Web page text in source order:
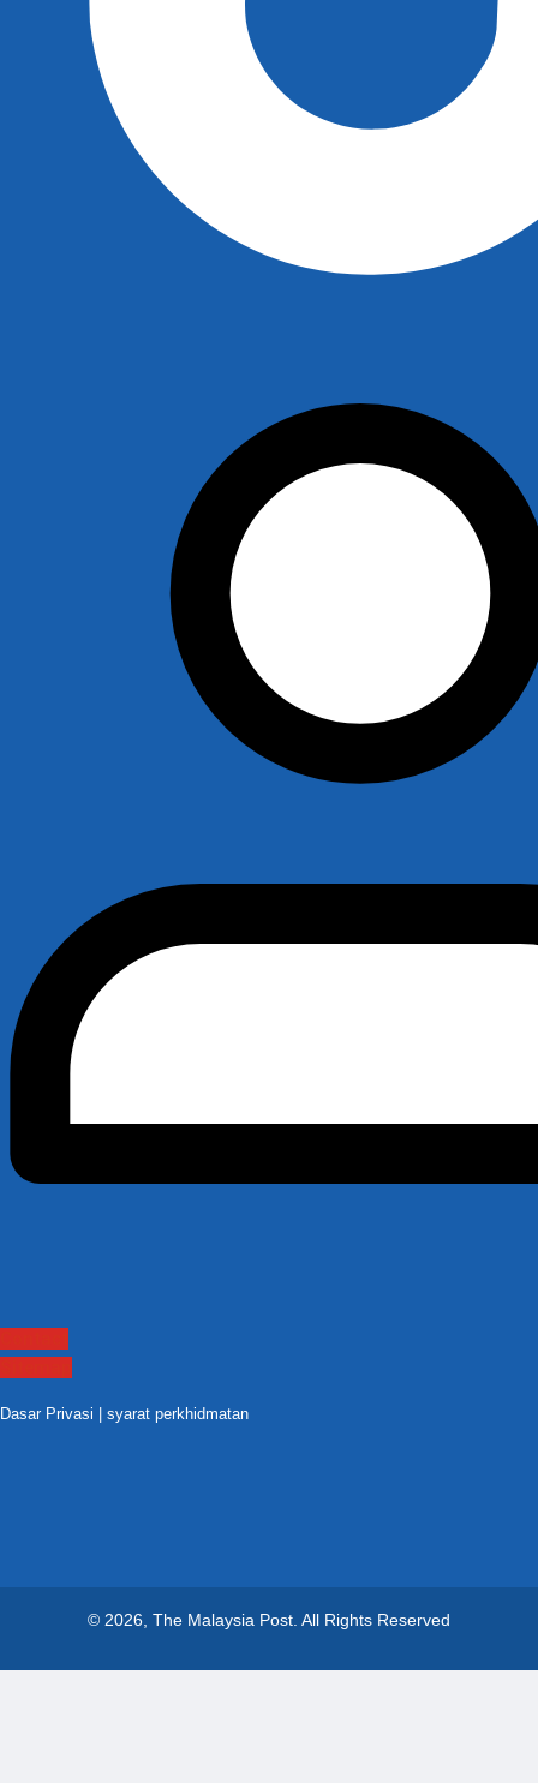
Dasar Privasi syarat perkhidmatan
© 2026, The Malaysia Post. All Rights Reserved